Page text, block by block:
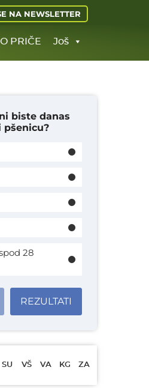
NA NEWSLETTER
PRIČE Još
biste danas
pšenicu?
28
REZULTATI
SU VŠ VA KG ZA